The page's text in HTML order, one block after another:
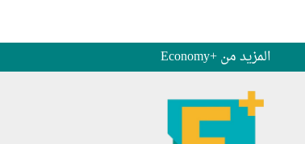
المزيد من +Economy